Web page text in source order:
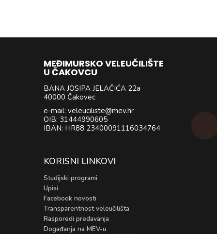
MEĐIMURSKO VELEUČILIŠTE
U ČAKOVCU
BANA JOSIPA JELAČIĆA 22a
40000 Čakovec
e-mail: veleuciliste@mev.hr
OIB: 31444990605
IBAN: HR88 23400091116034764
KORISNI LINKOVI
Studijski programi
Upisi
Facebook novosti
Transparentnost veleučilišta
Rasporedi predavanja
Događanja na MEV-u